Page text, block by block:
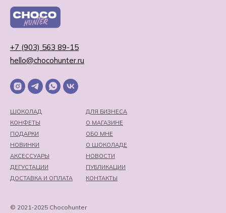
© 2021-2025 Chocohunter
ДЛЯ БИЗНЕСА
ШОКОЛАД
+7 (903) 563 89-15
О МАГАЗИНЕ
КОНФЕТЫ
О ШОКОЛАДЕ
НОВИНКИ
hello@chocohunter.ru
НОВОСТИ
АКСЕССУАРЫ
ПУБЛИКАЦИИ
КОНТАКТЫ
ДЕГУСТАЦИИ
ДОСТАВКА И ОПЛАТА
ОБО МНЕ
ПОДАРКИ